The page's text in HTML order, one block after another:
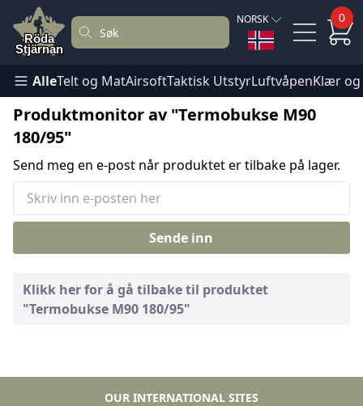
NORSK 0
AlleTelt og MatAirsoftTaktisk UtstyrLuftvåpenKlær
Produktmonitor av "Termobukse M90
180/95"
Send meg en e-post når produktet er tilbake på lager.
Sende inn
Klikk her for å gå tilbake til produktet
"Termobukse M90 180/95"
OUR INTERNATIONAL SITES